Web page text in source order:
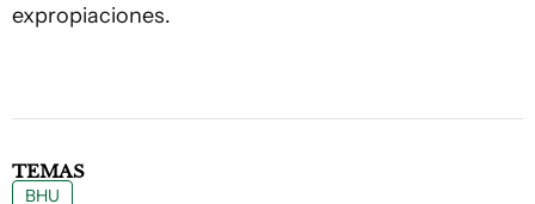
expropiaciones.
TEMAS
BHU